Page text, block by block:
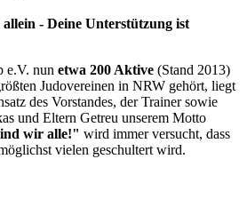
- Deine Unterstützung ist
e.V. nun etwa 200 Aktive (Stand 2013)
Judovereinen in NRW gehört, liegt
des Vorstandes, der Trainer sowie
und Eltern Getreu unserem Motto
wir alle!" wird immer versucht, dass
vielen geschultert wird.